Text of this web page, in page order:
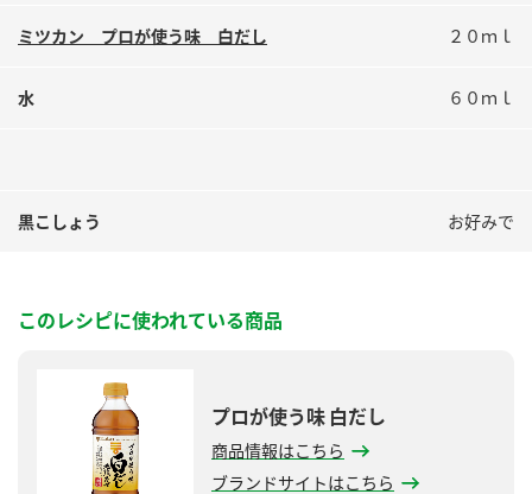
ミツカン プロが使う味 白だし ２０ｍｌ
水 ６０ｍｌ
黒こしょう お好みで
このレシピに使われている商品
プロが使う味 白だし
商品情報はこちら
ブランドサイトはこちら